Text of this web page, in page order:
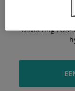
Assortiment
een
Uitvoering FOX-